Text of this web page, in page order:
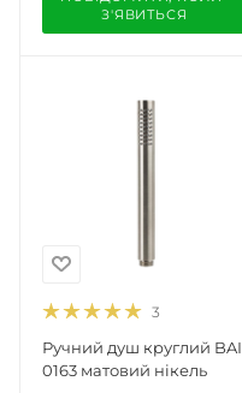
З'ЯВИТЬСЯ
3
Ручний душ круглий BAI
0163 матовий нікель